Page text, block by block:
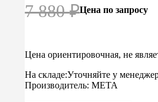
7 880₽Цена по запросу
Цена ориентировочная, не
На складе:Уточняйте у
Производитель:META